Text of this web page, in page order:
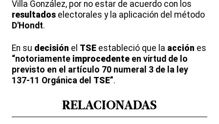
Villa González, por no estar de acuerdo con los
resultados electorales y la aplicación del método
D'Hondt.
En su decisión el TSE estableció que la acción es
“notoriamente improcedente en virtud de lo
previsto en el artículo 70 numeral 3 de la ley
137-11 Orgánica del TSE”.
RELACIONADAS